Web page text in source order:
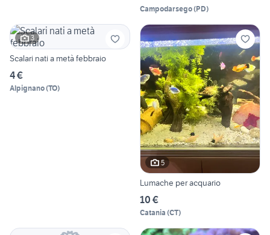
Campodarsego(PD)
3
Scalari nati a metà febbraio
4 €
Alpignano(TO)
5
Lumache per acquario
10 €
Catania (CT)